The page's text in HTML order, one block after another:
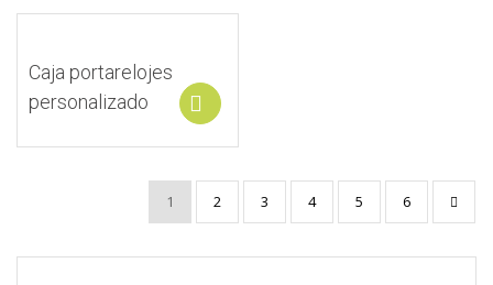
Caja portarelojes
personalizado
1 2 3 4 5 6